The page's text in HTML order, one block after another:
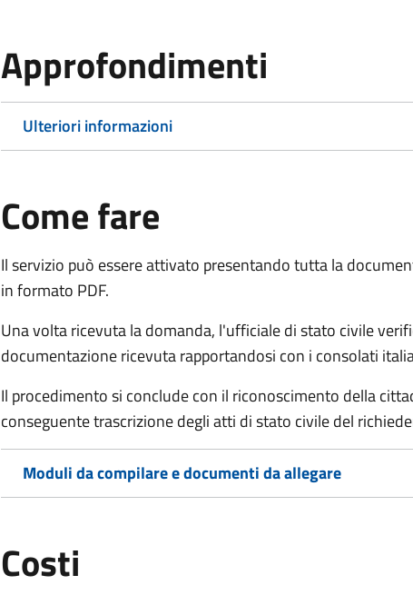
Approfondimenti
Ulteriori informazioni
Come fare
Il servizio può essere attivato presentando tutta la
in formato PDF.
Una volta ricevuta la domanda, l'ufficiale di stato civile
documentazione ricevuta rapportandosi con i consolati
Il procedimento si conclude con il riconoscimento della
conseguente trascrizione degli atti di stato civile del
Moduli da compilare e documenti da allegare
Costi